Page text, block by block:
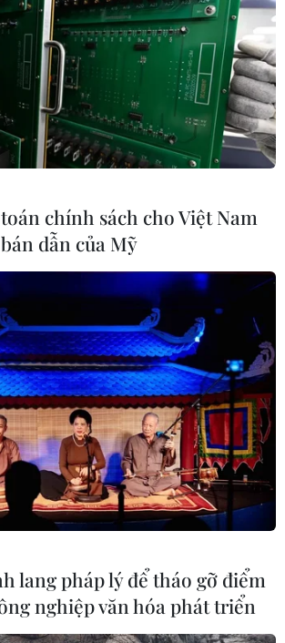
chính sách cho Việt Nam
dẫn của Mỹ
lang pháp lý để tháo gỡ điểm
nghiệp văn hóa phát triển